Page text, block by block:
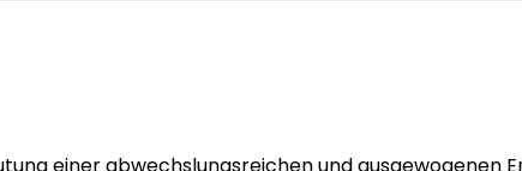
einer abwechslungsreichen und ausgewogenen